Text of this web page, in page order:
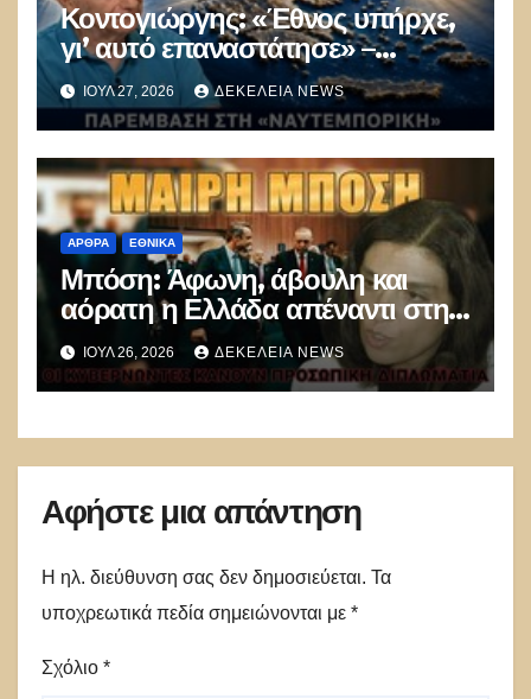
Κοντογιώργης: «Έθνος υπήρχε,
γι’ αυτό επαναστάτησε» –
Καταπέλτης για όσους αρνούνται
την ελληνική συνέχεια
ΙΟΎΛ 27, 2026 ΔΕΚΈΛΕΙΑ NEWS
ΑΡΘΡΑ ΕΘΝΙΚΑ
Μπόση: Άφωνη, άβουλη και
αόρατη η Ελλάδα απέναντι στην
Τουρκία
ΙΟΎΛ 26, 2026 ΔΕΚΈΛΕΙΑ NEWS
Αφήστε μια απάντηση
Η ηλ. διεύθυνση σας δεν δημοσιεύεται. Τα
υποχρεωτικά πεδία σημειώνονται με *
Σχόλιο *